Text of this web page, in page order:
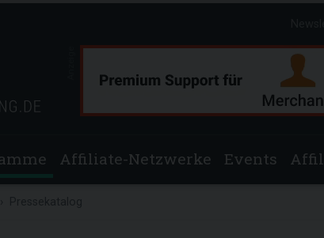
Affiliate-Netzwerke Events